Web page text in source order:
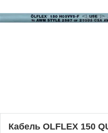
Кабель OLFLEX 150